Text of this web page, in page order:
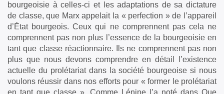
bourgeoisie à celles-ci et les adaptations de sa dictature
de classe, que Marx appelait la « perfection » de l’appareil
d’État bourgeois. Ceux qui ne comprennent pas cela ne
comprennent pas non plus l’essence de la bourgeoisie en
tant que classe réactionnaire. Ils ne comprennent pas non
plus que nous devons comprendre en détail l’existence
actuelle du prolétariat dans la société bourgeoise si nous
voulons réussir dans nos efforts pour « former le prolétariat
en tant que classe ». Comme Lénine l’a noté dans Que